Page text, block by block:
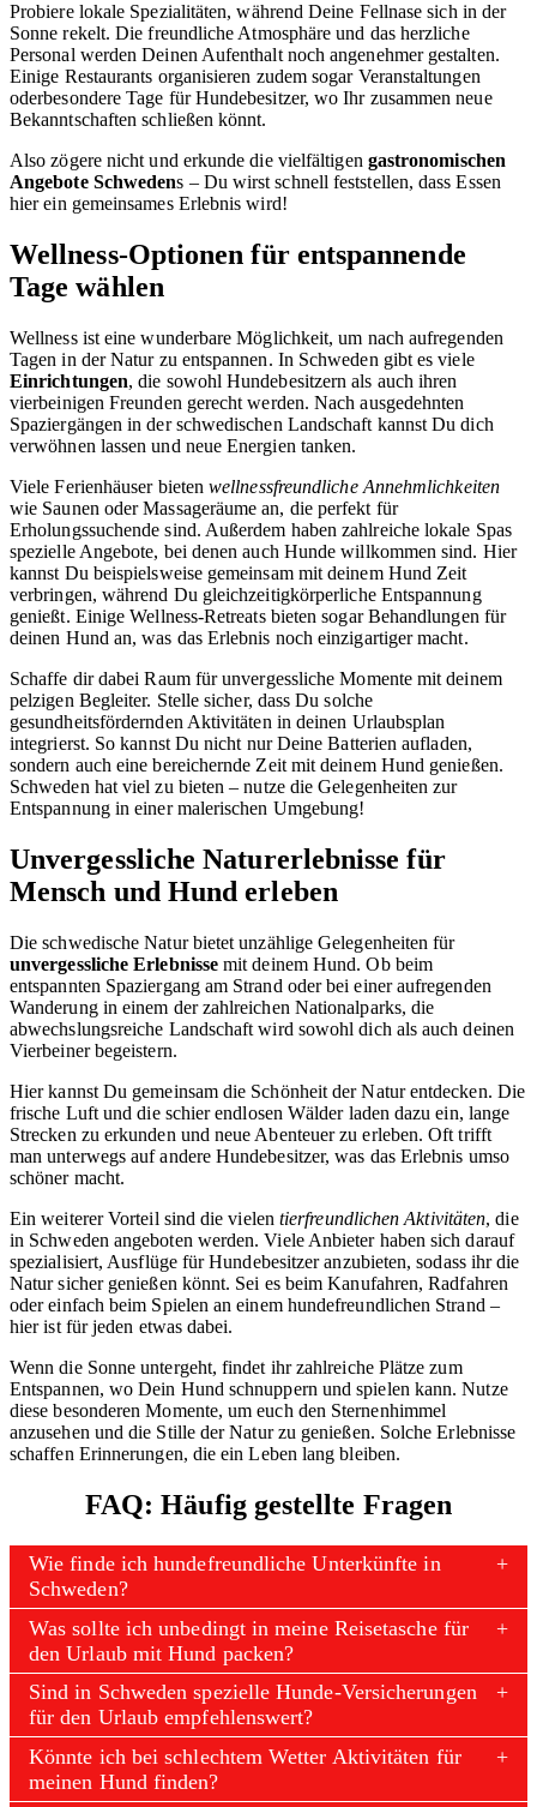
Probiere lokale Spezialitäten, während Deine Fellnase sich in der
Sonne rekelt. Die freundliche Atmosphäre und das herzliche
Personal werden Deinen Aufenthalt noch angenehmer gestalten.
Einige Restaurants organisieren zudem sogar Veranstaltungen
oderbesondere Tage für Hundebesitzer, wo Ihr zusammen neue
Bekanntschaften schließen könnt.
Also zögere nicht und erkunde die vielfältigen gastronomischen
Angebote Schwedens – Du wirst schnell feststellen, dass Essen
hier ein gemeinsames Erlebnis wird!
Wellness-Optionen für entspannende
Tage wählen
Wellness ist eine wunderbare Möglichkeit, um nach aufregenden
Tagen in der Natur zu entspannen. In Schweden gibt es viele
Einrichtungen, die sowohl Hundebesitzern als auch ihren
vierbeinigen Freunden gerecht werden. Nach ausgedehnten
Spaziergängen in der schwedischen Landschaft kannst Du dich
verwöhnen lassen und neue Energien tanken.
Viele Ferienhäuser bietenwellnessfreundliche Annehmlichkeiten
wie Saunen oder Massageräume an, die perfekt für
Erholungssuchende sind. Außerdem haben zahlreiche lokale Spas
spezielle Angebote, bei denen auch Hunde willkommen sind. Hier
kannst Du beispielsweise gemeinsam mit deinem Hund Zeit
verbringen, während Du gleichzeitigkörperliche Entspannung
genießt. Einige Wellness-Retreats bieten sogar Behandlungen für
deinen Hund an, was das Erlebnis noch einzigartiger macht.
Schaffe dir dabei Raum für unvergessliche Momente mit deinem
pelzigen Begleiter. Stelle sicher, dass Du solche
gesundheitsfördernden Aktivitäten in deinen Urlaubsplan
integrierst. So kannst Du nicht nur Deine Batterien aufladen,
sondern auch eine bereichernde Zeit mit deinem Hund genießen.
Schweden hat viel zu bieten – nutze die Gelegenheiten zur
Entspannung in einer malerischen Umgebung!
Unvergessliche Naturerlebnisse für
Mensch und Hund erleben
Die schwedische Natur bietet unzählige Gelegenheiten für
unvergessliche Erlebnisse mit deinem Hund. Ob beim
entspannten Spaziergang am Strand oder bei einer aufregenden
Wanderung in einem der zahlreichen Nationalparks, die
abwechslungsreiche Landschaft wird sowohl dich als auch deinen
Vierbeiner begeistern.
Hier kannst Du gemeinsam die Schönheit der Natur entdecken. Die
frische Luft und die schier endlosen Wälder laden dazu ein, lange
Strecken zu erkunden und neue Abenteuer zu erleben. Oft trifft
man unterwegs auf andere Hundebesitzer, was das Erlebnis umso
schöner macht.
Ein weiterer Vorteil sind die vielen tierfreundlichen Aktivitäten, die
in Schweden angeboten werden. Viele Anbieter haben sich darauf
spezialisiert, Ausflüge für Hundebesitzer anzubieten, sodass ihr die
Natur sicher genießen könnt. Sei es beim Kanufahren, Radfahren
oder einfach beim Spielen an einem hundefreundlichen Strand –
hier ist für jeden etwas dabei.
Wenn die Sonne untergeht, findet ihr zahlreiche Plätze zum
Entspannen, wo Dein Hund schnuppern und spielen kann. Nutze
diese besonderen Momente, um euch den Sternenhimmel
anzusehen und die Stille der Natur zu genießen. Solche Erlebnisse
schaffen Erinnerungen, die ein Leben lang bleiben.
FAQ: Häufig gestellte Fragen
Wie finde ich hundefreundliche Unterkünfte in
Schweden?
Was sollte ich unbedingt in meine Reisetasche für
den Urlaub mit Hund packen?
Sind in Schweden spezielle Hunde-Versicherungen
für den Urlaub empfehlenswert?
Könnte ich bei schlechtem Wetter Aktivitäten für
meinen Hund finden?